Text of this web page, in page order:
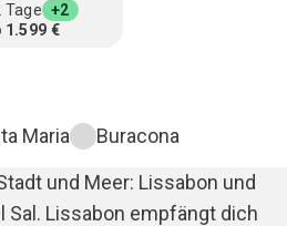
Tage +2
1.599 €
Maria
Buracona
und Meer: Lissabon und
Sal. Lissabon empfängt dich